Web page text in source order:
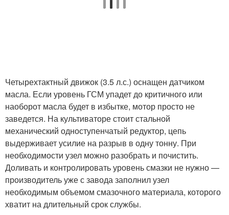
Четырехтактный движок (3.5 л.с.) оснащен датчиком
масла. Если уровень ГСМ упадет до критичного или
наоборот масла будет в избытке, мотор просто не
заведется. На культиваторе стоит стальной
механический одноступенчатый редуктор, цепь
выдерживает усилие на разрыв в одну тонну. При
необходимости узел можно разобрать и почистить.
Доливать и контролировать уровень смазки не нужно —
производитель уже с завода заполнил узел
необходимым объемом смазочного материала, которого
хватит на длительный срок службы.